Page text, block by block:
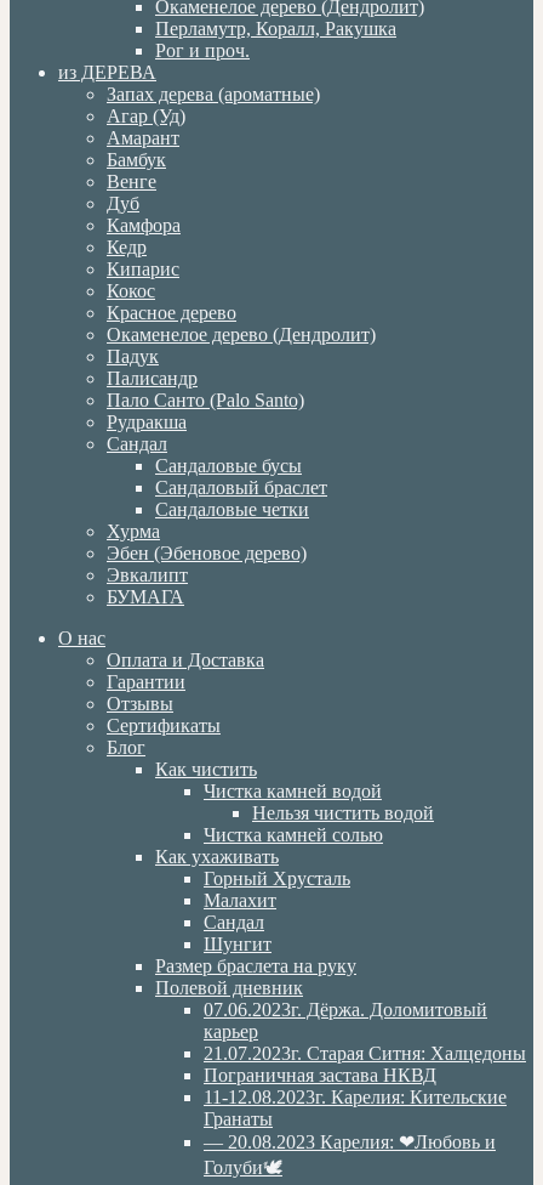
Окаменелое дерево (Дендролит)
Перламутр, Коралл, Ракушка
Рог и проч.
из ДЕРЕВА
Запах дерева (ароматные)
Агар (Уд)
Амарант
Бамбук
Венге
Дуб
Камфора
Кедр
Кипарис
Кокос
Красное дерево
Окаменелое дерево (Дендролит)
Падук
Палисандр
Пало Санто (Palo Santo)
Рудракша
Сандал
Сандаловые бусы
Сандаловый браслет
Сандаловые четки
Хурма
Эбен (Эбеновое дерево)
Эвкалипт
БУМАГА
О нас
Оплата и Доставка
Гарантии
Отзывы
Сертификаты
Блог
Как чистить
Чистка камней водой
Нельзя чистить водой
Чистка камней солью
Как ухаживать
Горный Хрусталь
Малахит
Сандал
Шунгит
Размер браслета на руку
Полевой дневник
07.06.2023г. Дёржа. Доломитовый
карьер
21.07.2023г. Старая Ситня: Халцедоны
Пограничная застава НКВД
11-12.08.2023г. Карелия: Кительские
Гранаты
— 20.08.2023 Карелия: ❤Любовь и
Голуби🕊